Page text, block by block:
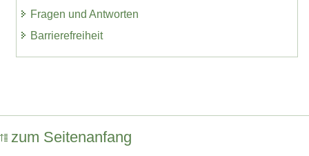
Fragen und Antworten
Barrierefreiheit
zum Seitenanfang